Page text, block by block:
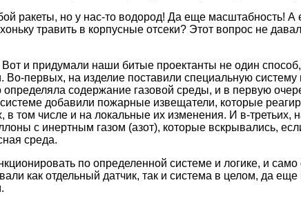
ракеты, но у нас-то водород! Да еще масштабность! А
травить в корпусные отсеки? Этот вопрос не
Вот и придумали наши битые проектанты не один способ,
Во-первых, на изделие поставили специальную систему
определяла содержание газовой среды, и в первую
добавили пожарные извещатели, которые
в том числе и на локальные их изменения. И в-третьих,
с инертным газом (азот), которые вскрывались,
среда.
по определенной системе и логике, и само
как отдельный датчик, так и система в целом, да еще